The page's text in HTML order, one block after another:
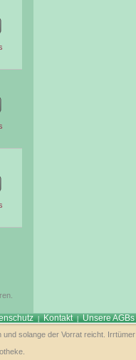
Kontakt Unsere AGBs
und solange der Vorrat reicht. Irrtümer